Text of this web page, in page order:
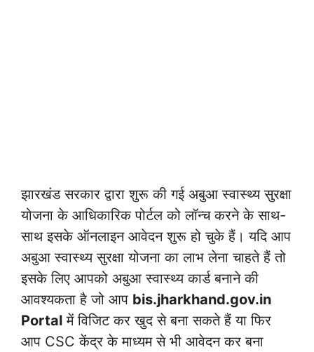
झारखंड सरकार द्वारा शुरू की गई अबुआ स्वास्थ्य सुरक्षा
योजना के आधिकारिक पोर्टल को लॉन्च करने के साथ-
साथ इसके ऑनलाइन आवेदन शुरू हो चुके हैं। यदि आप
अबुआ स्वास्थ्य सुरक्षा योजना का लाभ लेना चाहते हैं तो
इसके लिए आपको अबुआ स्वास्थ्य कार्ड बनाने की
आवश्यकता है जो आप bis.jharkhand.gov.in
Portal में विजिट कर खुद से बना सकते हैं या फिर
आप CSC केंद्र के माध्यम से भी आवेदन कर बना